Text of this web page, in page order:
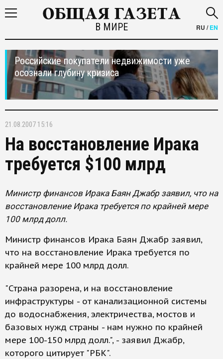
В МИРЕ RU /EN
Российские покупатели недвижимости уже
осознали глубину кризиса
21.08.2007 15:16
На восстановление Ирака
требуется $100 млрд
Министр финансов Ирака Баян Джабр заявил, что на
восстановление Ирака требуется по крайней мере
100 млрд долл.
Министр финансов Ирака Баян Джабр заявил,
что на восстановление Ирака требуется по
крайней мере 100 млрд долл.
"Страна разорена, и на восстановление
инфраструктуры - от канализационной системы
до водоснабжения, электричества, мостов и
базовых нужд страны - нам нужно по крайней
мере 100-150 млрд долл.", - заявил Джабр,
которого цитирует "РБК".